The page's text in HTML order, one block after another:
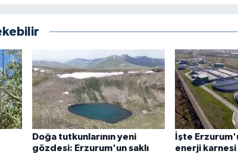
Doğa tutkunlarının yeni
gözdesi: Erzurum'un saklı
İşte
enerji karnesi